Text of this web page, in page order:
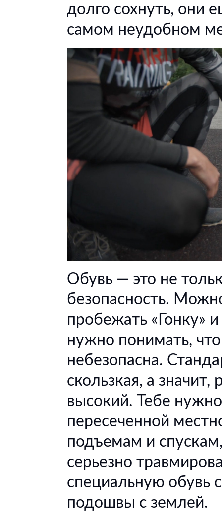
долго сохнуть, они
самом неудобном
Обувь — это не
безопасность.
пробежать «Гонку»
нужно понимать,
небезопасна.
скользкая, а значит,
высокий. Тебе
пересеченной
подъемам и
серьезно
специальную обувь
подошвы с землей.